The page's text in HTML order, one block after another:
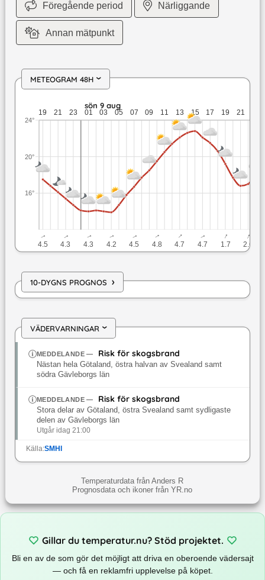
Föregående period Närliggande
Annan mätpunkt
METEOGRAM 48H ›
lör 8 aug: 17,5 till 14,7 grader: ingen nederbörd: upp till
sön 9 aug
19 21 23 01 03 05 07 09 11 13 15 17 19 21
16°
20°
24°
↓
4.5
↓
4.3
↓
4.3
↓
4.2
↓
4.5
↓
4.8
↓
4.7
↓
4.7
↓
1.7
↓
2.6
10-DYGNS PROGNOS ›
VÄDERVARNINGAR›
MEDDELANDE— Risk för skogsbrand
Nästan hela Götaland, östra halvan av Svealand samt
södra Gävleborgs län
MEDDELANDE— Risk för skogsbrand
Stora delar av Götaland, östra Svealand samt sydligaste
delen av Gävleborgs län
Utgår idag 21:00
Källa:SMHI
Temperaturdata från Anders R
Prognosdata och ikoner från YR.no
Gillar du temperatur.nu? Stöd projektet.
Bli en av de som gör det möjligt att driva en oberoende vädersajt
— och få en reklamfri upplevelse på köpet.